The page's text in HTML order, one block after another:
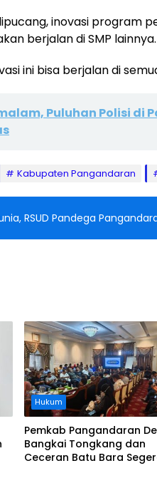
inovasi program
berjalan di SMP lainnya.
ini bisa berjalan di
Puluhan Polisi di
Kabupaten Pangandaran
RSUD Pandega
Hukum
Pemkab Pangandaran
Bangkai Tongkang dan
Ceceran Batu Bara